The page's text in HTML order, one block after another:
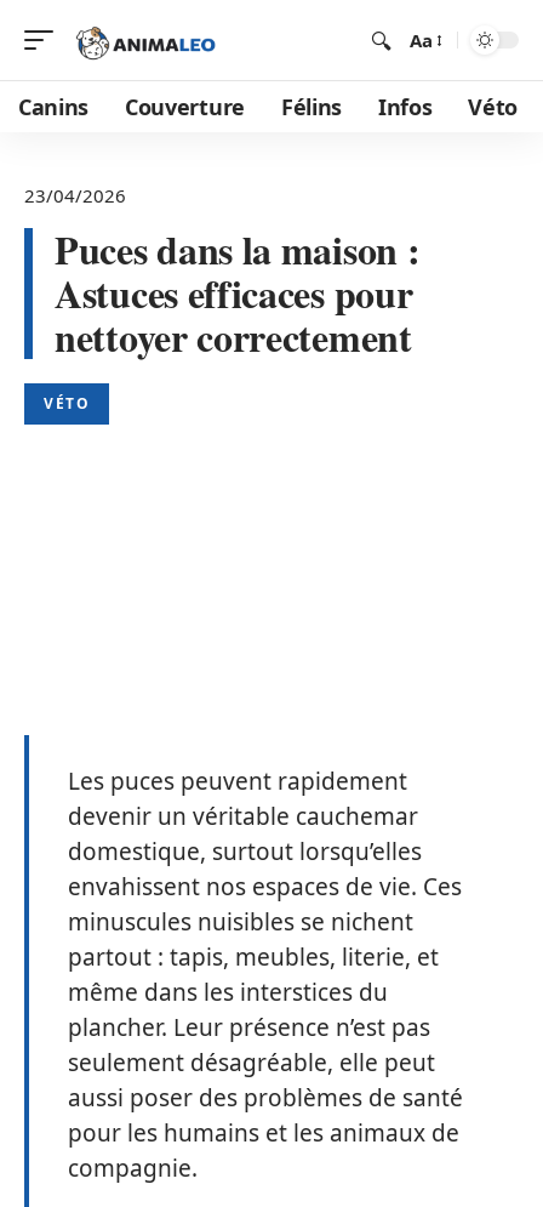
Aa
Canins Couverture Félins Infos Véto
23/04/2026
Puces dans la maison :
Astuces efficaces pour
nettoyer correctement
VÉTO
Les puces peuvent rapidement
devenir un véritable cauchemar
domestique, surtout lorsqu’elles
envahissent nos espaces de vie. Ces
minuscules nuisibles se nichent
partout : tapis, meubles, literie, et
même dans les interstices du
plancher. Leur présence n’est pas
seulement désagréable, elle peut
aussi poser des problèmes de santé
pour les humains et les animaux de
compagnie.